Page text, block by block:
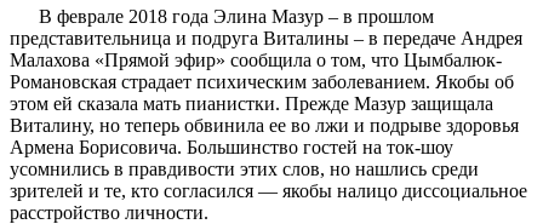
В феврале 2018 года Элина Мазур – в прошлом
представительница и подруга Виталины – в передаче Андрея
Малахова «Прямой эфир» сообщила о том, что Цымбалюк-
Романовская страдает психическим заболеванием. Якобы об
этом ей сказала мать пианистки. Прежде Мазур защищала
Виталину, но теперь обвинила ее во лжи и подрыве здоровья
Армена Борисовича. Большинство гостей на ток-шоу
усомнились в правдивости этих слов, но нашлись среди
зрителей и те, кто согласился — якобы налицо диссоциальное
расстройство личности.